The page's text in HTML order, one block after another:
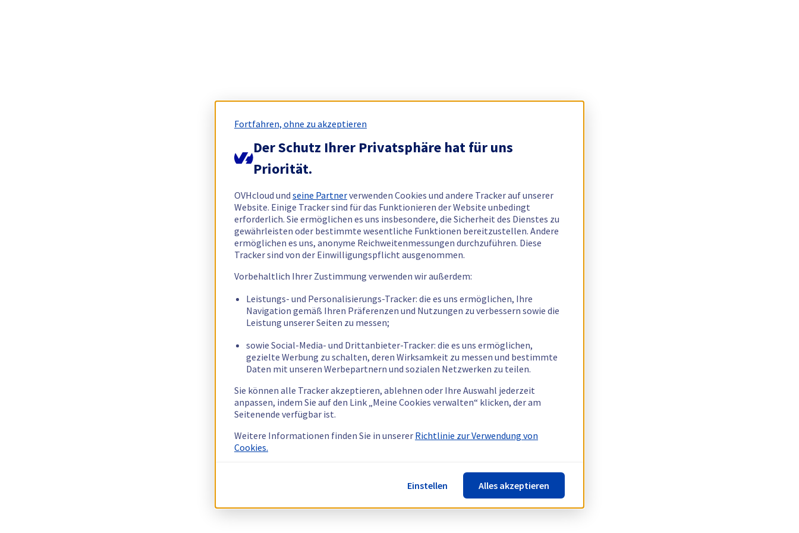
Fortfahren, ohne zu akzeptieren
Der Schutz Ihrer Privatsphäre hat für uns
Priorität.
OVHcloud und seine Partnerverwenden Cookies und andere Tracker auf unserer
Website. Einige Tracker sind für das Funktionieren der Website unbedingt
erforderlich. Sie ermöglichen es uns insbesondere, die Sicherheit des Dienstes zu
gewährleisten oder bestimmte wesentliche Funktionen bereitzustellen. Andere
ermöglichen es uns, anonyme Reichweitenmessungen durchzuführen. Diese
Tracker sind von der Einwilligungspflicht ausgenommen.
Vorbehaltlich Ihrer Zustimmung verwenden wir außerdem:
Leistungs- und Personalisierungs-Tracker: die es uns ermöglichen, Ihre
Navigation gemäß Ihren Präferenzen und Nutzungen zu verbessern sowie die
Leistung unserer Seiten zu messen;
sowie Social-Media- und Drittanbieter-Tracker: die es uns ermöglichen,
gezielte Werbung zu schalten, deren Wirksamkeit zu messen und bestimmte
Daten mit unseren Werbepartnern und sozialen Netzwerken zu teilen.
Sie können alle Tracker akzeptieren, ablehnen oder Ihre Auswahl jederzeit
anpassen, indem Sie auf den Link „Meine Cookies verwalten“ klicken, der am
Seitenende verfügbar ist.
Weitere Informationen finden Sie in unserer Richtlinie zur Verwendung von
Cookies.
Einstellen Alles akzeptieren